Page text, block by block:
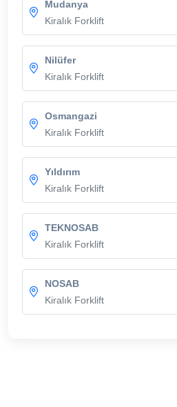
Mudanya
Kiralık Forklift
Nilüfer
Kiralık Forklift
Osmangazi
Kiralık Forklift
Yıldırım
Kiralık Forklift
TEKNOSAB
Kiralık Forklift
NOSAB
Kiralık Forklift